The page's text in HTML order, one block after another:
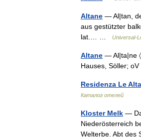
Altane — Al|tan,
aus gestützter
lat.… …
Universal-
Altane — Al|ta|ne
Hauses, Söller;
Residenza Le
Каталог отелей
Kloster Melk —
Niederösterreich
Welterbe. Abt